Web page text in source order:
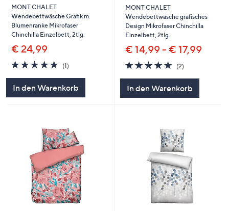
MONT CHALET
Wendebettwäsche Grafik m.
Blumenranke Mikrofaser
Chinchilla Einzelbett, 2tlg.
€ 24,99
5.0
von
(1)
In den Warenkorb
MONT CHALET
Wendebettwäsche grafisches
Design Mikrofaser Chinchilla
Einzelbett, 2tlg.
€ 14,99 - € 17,99
5.0
von
(2)
In den Warenkorb